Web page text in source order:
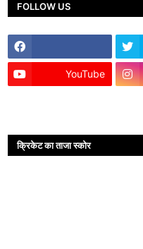
FOLLOW US
YouTube
क्रिकेट का ताजा स्कोर